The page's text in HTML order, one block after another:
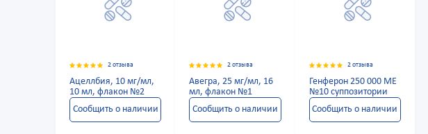
2 отзыва
Ацеллбия, 10 мг/мл,
10 мл, флакон №2
Сообщить о наличии
2 отзыва
Авегра, 25 мг/мл, 16
мл, флакон №1
Сообщить о наличии
2 отзыва
Генферон 250 000 МЕ
№10 суппозитории
Сообщить о наличии